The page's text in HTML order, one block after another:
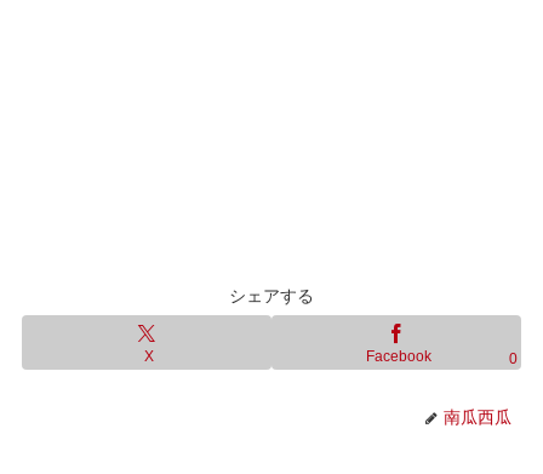
シェアする
X Facebook 0
南瓜西瓜